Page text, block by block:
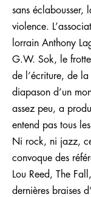
sans éclabousser,
violence.
lorrain Anthony
G.W. Sok, le
de l’écriture, de la
diapason d’un
assez peu, a
entend pas tous
Ni rock, ni jazz,
convoque des
Lou Reed, The
dernières braises